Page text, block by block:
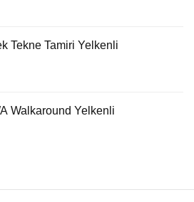
Tekne Tamiri Yelkenli
Walkaround Yelkenli